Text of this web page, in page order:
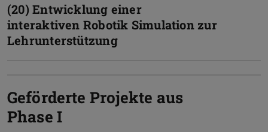
(20) Entwicklung einer
interaktiven Robotik Simulation zur
Lehrunterstützung
Geförderte Projekte aus
Phase I